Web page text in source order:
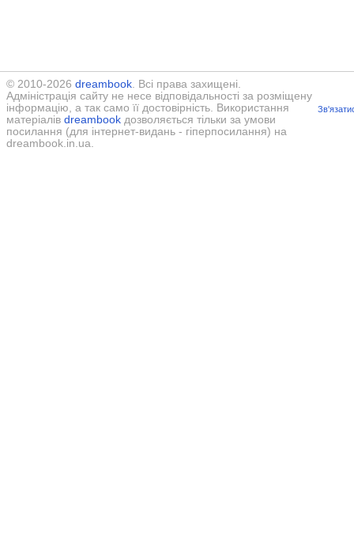
© 2010-2026 dreambook. Всі права захищені.
Адміністрація сайту не несе відповідальності за розміщену
інформацію, а так само її достовірність. Використання
матеріалів dreambook дозволяється тільки за умови
посилання (для інтернет-видань - гіперпосилання) на
dreambook.in.ua.